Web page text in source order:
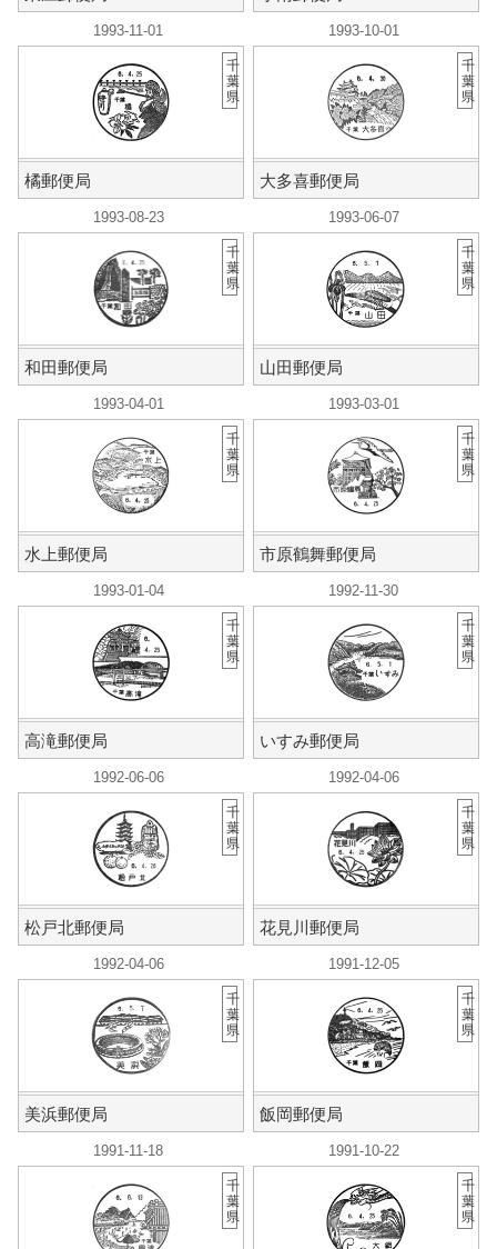
1993-11-01
橘郵便局
千
葉
県
1993-10-01
大多喜郵便局
千
葉
県
1993-08-23
和田郵便局
千
葉
県
1993-06-07
山田郵便局
千
葉
県
1993-04-01
水上郵便局
千
葉
県
1993-03-01
市原鶴舞郵便局
千
葉
県
1993-01-04
高滝郵便局
千
葉
県
1992-11-30
いすみ郵便局
千
葉
県
1992-06-06
松戸北郵便局
千
葉
県
1992-04-06
花見川郵便局
千
葉
県
1992-04-06
美浜郵便局
千
葉
県
1991-12-05
飯岡郵便局
千
葉
県
1991-11-18
千
葉
県
1991-10-22
千
葉
県